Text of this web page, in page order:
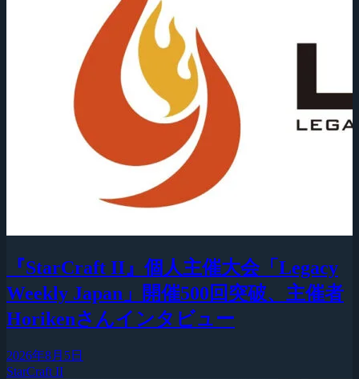
『StarCraft II』個人主催大会「Legacy
Weekly Japan」開催500回突破、主催者
Horikenさんインタビュー
2026年8月5日
StarCraft II